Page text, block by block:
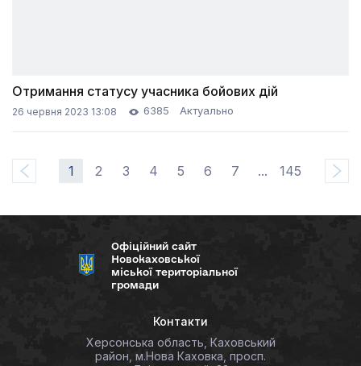
Отримання статусу учасника бойових дій
26 червня 2023 13:08 6385 Актуально
1 2 3 4 5 6 7 ... 145
Офіційний сайт
Новокаховської
міської територіальної
громади
Контакти
Херсонська область, Каховський
район, м.Нова Каховка, просп.